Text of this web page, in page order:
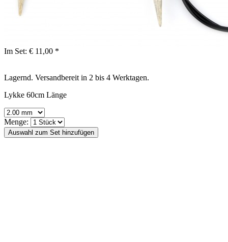
Im Set: € 11,00 *
Lagernd. Versandbereit in 2 bis 4 Werktagen.
Lykke 60cm Länge
Menge: